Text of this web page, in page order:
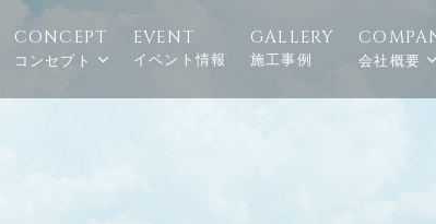
CONCEPT
コンセプト
EVENT
イベント情報
GALLERY
施工事例 会社概要